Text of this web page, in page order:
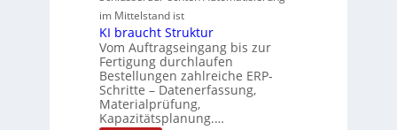
o
m
e
n
t
a
u
n
u
c
C
N
C
-
e
s
c
h
ä
f
t
s
t
è
m
e
s
:
Q
r
V
e
r
t
r
i
im Mittelstand ist
KI braucht Struktur
Vom Auftragseingang bis zur
Fertigung durchlaufen
Bestellungen zahlreiche ERP-
Schritte – Datenerfassung,
Materialprüfung,
Kapazitätsplanung.…